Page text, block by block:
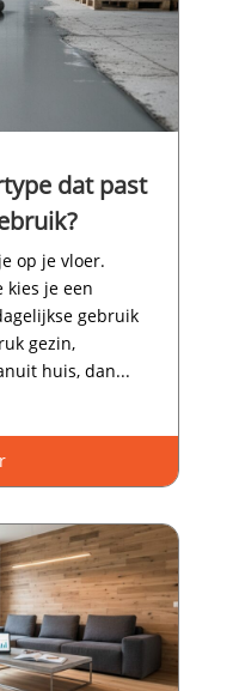
dat past
op je vloer.​
kies je een
gebruik
gezin,
huis, dan...